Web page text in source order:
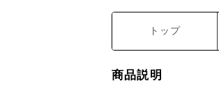
トップ
商品説明